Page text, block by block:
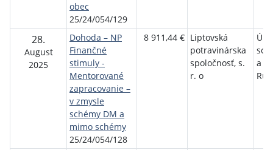
obec
25/24/054/129
28.
August
2025
Dohoda – NP
Finančné
stimuly -
Mentorované
zapracovanie –
v zmysle
schémy DM a
mimo schémy
25/24/054/128
8 911,44 € Liptovská
potravinárska
spoločnosť, s.
r. o
a